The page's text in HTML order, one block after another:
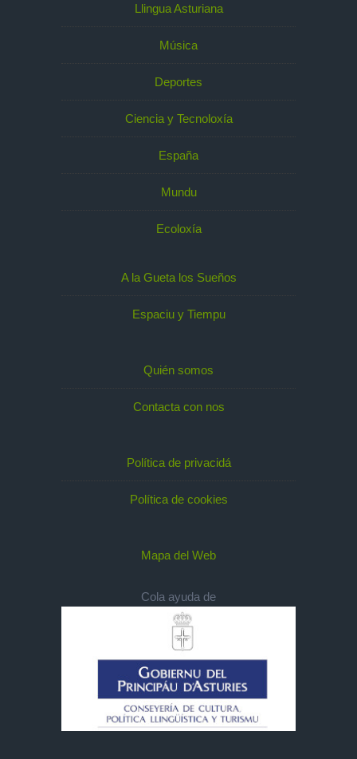
Llingua Asturiana
Música
Deportes
Ciencia y Tecnoloxía
España
Mundu
Ecoloxía
A la Gueta los Sueños
Espaciu y Tiempu
Quién somos
Contacta con nos
Política de privacidá
Política de cookies
Mapa del Web
Cola ayuda de